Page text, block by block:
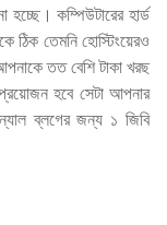
কম্পিউটারের হার্ড
ঠিক তেমনি হোস্টিংয়েরও
তত বেশি টাকা খরছ
হবে সেটা আপনার
ব্লগের জন্য ১ জিবি